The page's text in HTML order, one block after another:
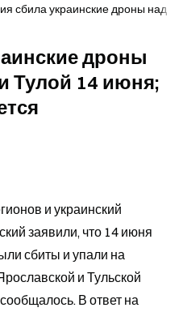
сбила украинские дроны над
дроны
Тулой 14 июня;
и украинский
заявили, что 14 июня
сбиты и упали на
и Тульской
В ответ на